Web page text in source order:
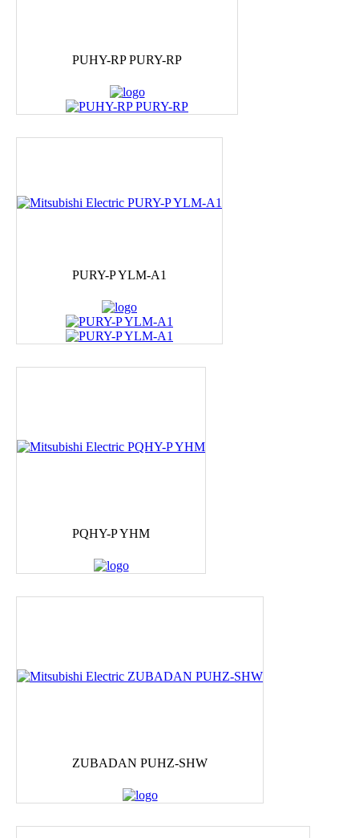
PUHY-RP PURY-RP
PURY-P YLM-A1
PQHY-P YHM
ZUBADAN PUHZ-SHW